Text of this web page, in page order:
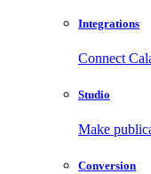
Integrations
Connect
Studio
Make
Conversion